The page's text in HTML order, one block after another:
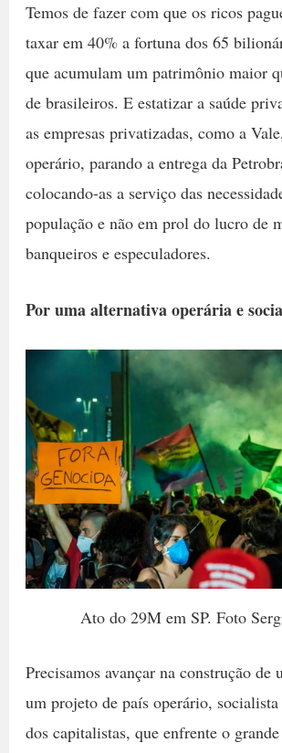
Temos de fazer com que os ricos
taxar em 40% a fortuna dos 65
que acumulam um patrimônio maior
de brasileiros. E estatizar a saúde
as empresas privatizadas, como a
operário, parando a entrega da
colocando-as a serviço das
população e não em prol do lucro de
banqueiros e especuladores.
Por uma alternativa operária e
Ato do 29M em SP. Foto
Precisamos avançar na construção de
um projeto de país operário, socialista
dos capitalistas, que enfrente o